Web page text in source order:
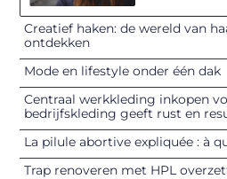
Creatief haken: de wereld van
ontdekken
Mode en lifestyle onder één dak
Centraal werkkleding inkopen
bedrijfskleding geeft rust en
La pilule abortive expliquée : à
Trap renoveren met HPL